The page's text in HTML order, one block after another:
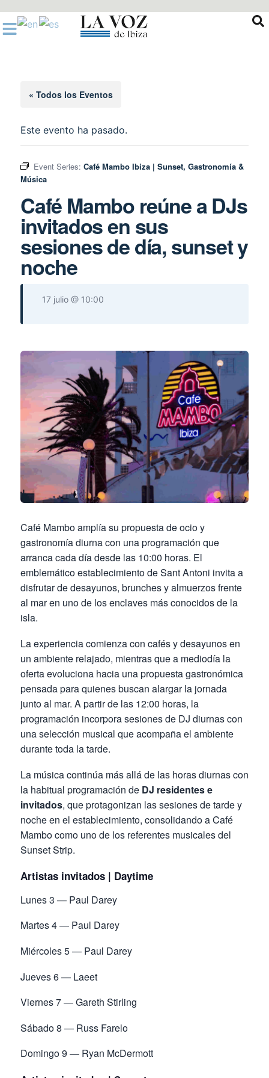
al
contenido
« Todos los Eventos
Este evento ha pasado.
Event Series: Café Mambo Ibiza | Sunset, Gastronomía &
Música
Café Mambo reúne a DJs
invitados en sus
sesiones de día, sunset y
noche
17 julio @ 10:00
Café Mambo amplía su propuesta de ocio y
gastronomía diurna con una programación que
arranca cada día desde las 10:00 horas. El
emblemático establecimiento de Sant Antoni invita a
disfrutar de desayunos, brunches y almuerzos frente
al mar en uno de los enclaves más conocidos de la
isla.
La experiencia comienza con cafés y desayunos en
un ambiente relajado, mientras que a mediodía la
oferta evoluciona hacia una propuesta gastronómica
pensada para quienes buscan alargar la jornada
junto al mar. A partir de las 12:00 horas, la
programación incorpora sesiones de DJ diurnas con
una selección musical que acompaña el ambiente
durante toda la tarde.
La música continúa más allá de las horas diurnas con
la habitual programación de DJ residentes e
invitados, que protagonizan las sesiones de tarde y
noche en el establecimiento, consolidando a Café
Mambo como uno de los referentes musicales del
Sunset Strip.
Artistas invitados | Daytime
Lunes 3 — Paul Darey
Martes 4 — Paul Darey
Miércoles 5 — Paul Darey
Jueves 6 — Laeet
Viernes 7 — Gareth Stirling
Sábado 8 — Russ Farelo
Domingo 9 — Ryan McDermott